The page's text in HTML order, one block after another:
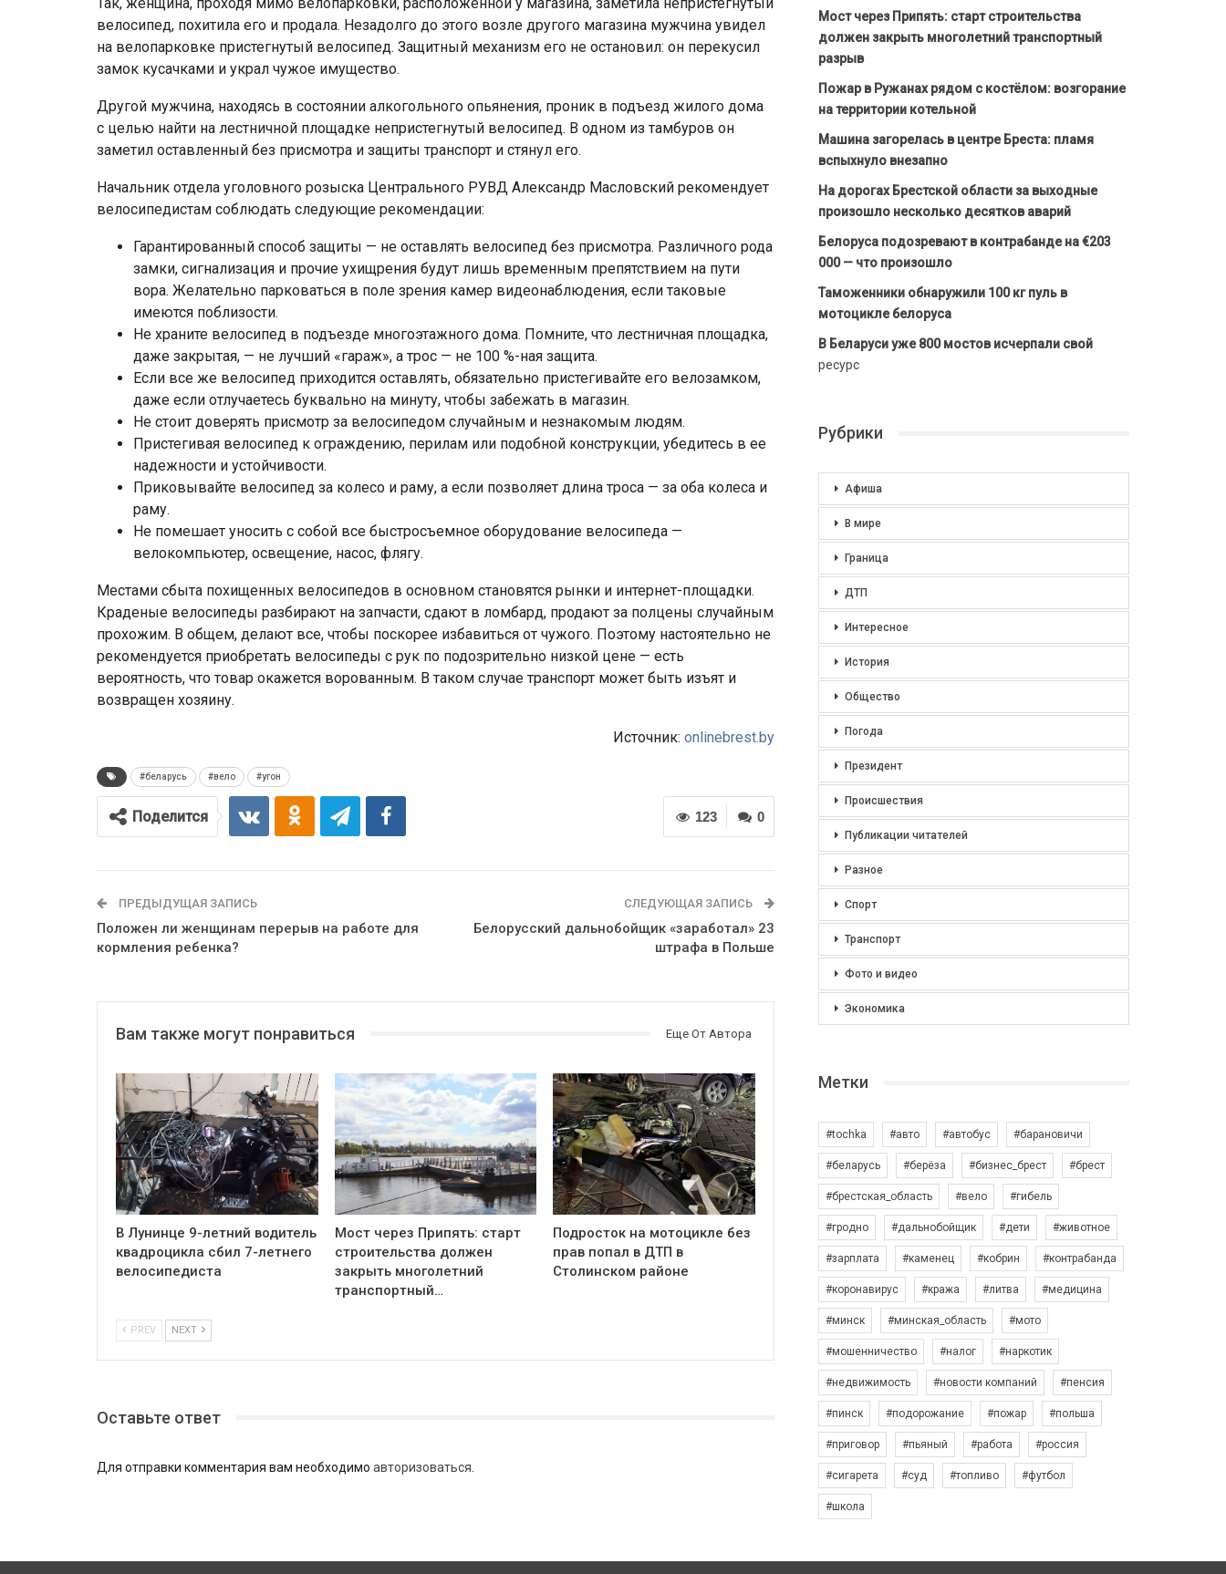
велосипед, похитила его и продала. Незадолго до этого возле другого магазина мужчина увидел
на велопарковке пристегнутый велосипед. Защитный механизм его не остановил: он перекусил
замок кусачками и украл чужое имущество.
Другой мужчина, находясь в состоянии алкогольного опьянения, проник в подъезд жилого дома
с целью найти на лестничной площадке непристегнутый велосипед. В одном из тамбуров он
заметил оставленный без присмотра и защиты транспорт и стянул его.
Начальник отдела уголовного розыска Центрального РУВД Александр Масловский рекомендует
велосипедистам соблюдать следующие рекомендации:
Гарантированный способ защиты — не оставлять велосипед без присмотра. Различного рода
замки, сигнализация и прочие ухищрения будут лишь временным препятствием на пути
вора. Желательно парковаться в поле зрения камер видеонаблюдения, если таковые
имеются поблизости.
Не храните велосипед в подъезде многоэтажного дома. Помните, что лестничная площадка,
даже закрытая, — не лучший «гараж», а трос — не 100 %-ная защита.
Если все же велосипед приходится оставлять, обязательно пристегивайте его велозамком,
даже если отлучаетесь буквально на минуту, чтобы забежать в магазин.
Не стоит доверять присмотр за велосипедом случайным и незнакомым людям.
Пристегивая велосипед к ограждению, перилам или подобной конструкции, убедитесь в ее
надежности и устойчивости.
Приковывайте велосипед за колесо и раму, а если позволяет длина троса — за оба колеса и
раму.
Не помешает уносить с собой все быстросъемное оборудование велосипеда —
велокомпьютер, освещение, насос, флягу.
Местами сбыта похищенных велосипедов в основном становятся рынки и интернет-площадки.
Краденые велосипеды разбирают на запчасти, сдают в ломбард, продают за полцены случайным
прохожим. В общем, делают все, чтобы поскорее избавиться от чужого. Поэтому настоятельно не
рекомендуется приобретать велосипеды с рук по подозрительно низкой цене — есть
вероятность, что товар окажется ворованным. В таком случае транспорт может быть изъят и
возвращен хозяину.
Источник: onlinebrest.by
#беларусь #вело #угон
0
123
Поделится
ПРЕДЫДУЩАЯ ЗАПИСЬ
Положен ли женщинам перерыв на работе для
кормления ребенка?
СЛЕДУЮЩАЯ ЗАПИСЬ
Белорусский дальнобойщик «заработал» 23
штрафа в Польше
Вам также могут понравиться Еще От Автора
В Лунинце 9-летний водитель
квадроцикла сбил 7-летнего
велосипедиста
Мост через Припять: старт
строительства должен
закрыть многолетний
транспортный…
Подросток на мотоцикле без
прав попал в ДТП в
Столинском районе
PREV NEXT
Оставьте ответ
Для отправки комментария вам необходимо авторизоваться
Мост через Припять: старт строительства
должен закрыть многолетний транспортный
разрыв
Пожар в Ружанах рядом с костёлом: возгорание
на территории котельной
Машина загорелась в центре Бреста: пламя
вспыхнуло внезапно
На дорогах Брестской области за выходные
произошло несколько десятков аварий
Белоруса подозревают в контрабанде на €203
000 — что произошло
Таможенники обнаружили 100 кг пуль в
мотоцикле белоруса
В Беларуси уже 800 мостов исчерпали свой
ресурс
Рубрики
Афиша
В мире
Граница
ДТП
Интересное
История
Общество
Погода
Президент
Происшествия
Публикации читателей
Разное
Спорт
Транспорт
Фото и видео
Экономика
Метки
#tochka #авто #автобус #барановичи
#беларусь #берёза #бизнес_брест #брест
#брестская_область #вело #гибель
#гродно #дальнобойщик #дети #животное
#зарплата #каменец #кобрин #контрабанда
#коронавирус #кража #литва #медицина
#минск #минская_область #мото
#мошенничество #налог #наркотик
#недвижимость #новости компаний #пенсия
#пинск #подорожание #пожар #польша
#приговор #пьяный #работа #россия
#сигарета #суд #топливо #футбол
#школа